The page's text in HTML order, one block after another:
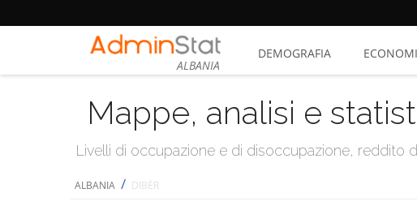
ALBANIA
DEMOGRAFIA
Mappe, analisi e
Livelli di occupazione e di disoccupazione, reddito
ALBANIA / DIBËR